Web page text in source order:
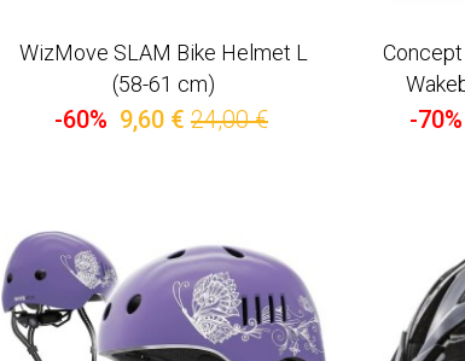
WizMove SLAM Bike Helmet L
(58-61 cm)
-60% 9,60 € 24,00 € -70%